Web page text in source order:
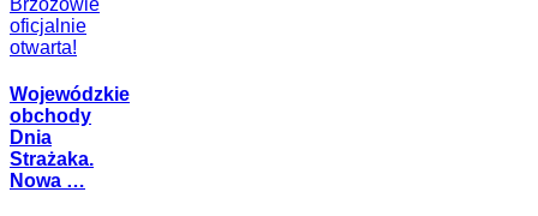
Wojewódzkie
obchody
Dnia
Strażaka.
Nowa …